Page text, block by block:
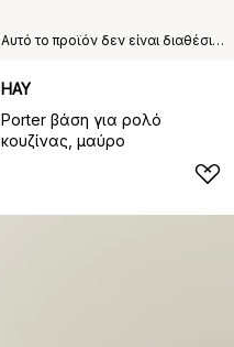
Αυτό το προϊόν δεν είναι διαθέσιμο στη χώρα παράδοσης που έχετε επιλέξει.
HAY
Porter βάση για ρολό
κουζίνας, μαύρο